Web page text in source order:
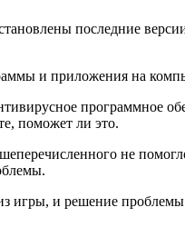
последние
и приложения на
программное
поможет ли это.
не
и решение проблемы